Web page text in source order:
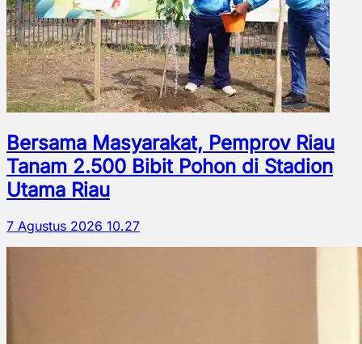
Bersama Masyarakat, Pemprov Riau
Tanam 2.500 Bibit Pohon di Stadion
Utama Riau
7 Agustus 2026 10.27